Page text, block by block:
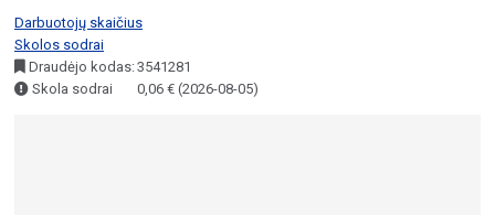
Darbuotojų skaičius
Skolos sodrai
Draudėjo kodas:3541281
Skola sodrai
0,06 € (2026-08-05)